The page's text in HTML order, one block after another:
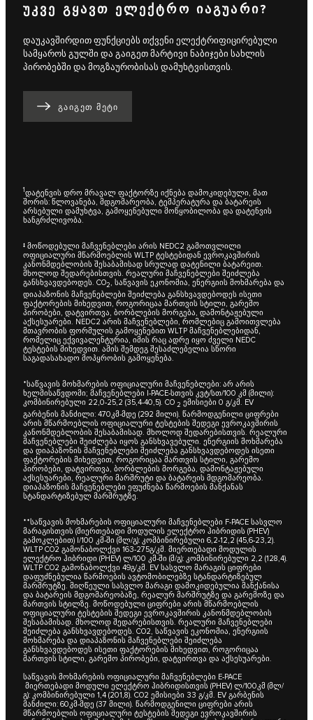
ᲣᲙᲕᲔ ᲒᲧᲐᲕᲗ ᲔᲚᲔᲥᲢᲠᲝ ᲘᲐᲒᲣᲐᲠᲘ?
დაუკავშირდით ფუნქციებს თქვენი ელექტრიფიცირებული
სამყაროს გულში და გაიგეთ მარტივი ნაბიჯები სახლის
პირობებში და მოგზაურობისას დამუხტვისთვის.
ᲒᲐᲘᲒᲔᲗ ᲛᲔᲢᲘ
1დატენვის დრო მრავალ ფაქტორზე იქნება დამოკიდებული, მათ
შორის: წლოვანება, მდგომარეობა, ტემპერატურა და ბატარეის
არსებული დამუხტვა, გამოყენებული მოწყობილობა და დატენვის
ხანგრძლივობა.
‡ მოწოდებული მაჩვენებლები არის NEDC2 გამოთვლილი
ოფიციალური მწარმოებლის WLTP ტესტებიდან ევროკავშირის
კანონმდებლობის შესაბამისად სრულად დატენილი ბატარეით.
მხოლოდ შედარებისთვის. რეალური მაჩვენებლები შეიძლება
განსხვავდებოდეს. CO2, საწვავის ეკონომია, ენერგიის მოხმარება და
დიაპაზონის მაჩვენებლები შეიძლება განსხვავდებოდეს ისეთი
ფაქტორების მიხედვით, როგორიცაა მართვის სტილი, გარემო
პირობები, დატვირთვა, ბორბლების მორგება, დამონტაჟებული
აქსესუარები. NEDC2 არის მაჩვენებლები, რომლებიც გამოითვლება
მთავრობის ფორმულის გამოყენებით WLTP მაჩვენებლებიდან,
რომელიც ექვივალენტურია, იმის რაც ადრე იყო ძველი NEDC
ტესტების მიხედვით. ამის შემდეგ შესაძლებელია სწორი
საგადასახადო მოპყრობის გამოყენება.
*საწვავის მოხმარების ოფიციალური მაჩვენებლები: არ არის
ხელმისაწვდომი; მაჩვენებლები I-PACE-სთვის კვტ/სთ/100 კმ (მილი):
კომბინირებული 22,0-25,2 (35,4-40,5). CO 2 ემისიები 0 გ/კმ. EV
გარბენის მანძილი: 470კმ-მდე (292 მილი). წარმოდგენილი ციფრები
არის მწარმოებლის ოფიციალური ტესტების შედეგი ევროკავშირის
კანონმდებლობის შესაბამისად. მხოლოდ შედარებისთვის. რეალური
მაჩვენებლები შეიძლება იყოს განსხვავებული. ენერგიის მოხმარება
და დიაპაზონის მაჩვენებლები შეიძლება განსხვავდებოდეს ისეთი
ფაქტორების მიხედვით, როგორიცაა მართვის სტილი, გარემო
პირობები, დატვირთვა, ბორბლების მორგება, დამონტაჟებული
აქსესუარები, რეალური მარშრუტი და ბატარეის მდგომარეობა.
დიაპაზონის მაჩვენებლები ეფუძნება წარმოების მანქანას
სტანდარტიზებულ მარშრუტზე.
**საწვავის მოხმარების ოფიციალური მაჩვენებლები F-PACE სასვლო
მარაგისთვის (მიერთებადი მოდულის ელექტრო ჰიბრიდის (PHEV)
გამოკლებით) I/100 კმ-ში (მლ/გ): კომბინირებული 6,2-12,2 (45,6-23,2).
WLTP CO2 გამონაბოლქვი 163-275გ/კმ. მიერთებადი მოდულის
ელექტრო ჰიბრიდი (PHEV) ლ/100 კმ-ში (მ/გ): კომბინირებული 2,2 (128,4).
WLTP CO2 გამონაბოლქვი 49გ/კმ. EV სასვლო მარაგის ციფრები
დაფუძნებულია წარმოების ავტომობილებზე სტანდარტიზებულ
მარშრუტზე. მიღწეული სასვლო მარაგი დამოკიდებულია მანქანისა
და ბატარეის მდგომარეობაზე, რეალურ მარშრუტზე და გარემოზე და
მართვის სტილზე. მოწოდებული ციფრები არის მწარმოებლის
ოფიციალური ტესტების შედეგი ევროკავშირის კანონმდებლობის
შესაბამისად. მხოლოდ შედარებისთვის. რეალური მაჩვენებლები
შეიძლება განსხვავდებოდეს. CO2, საწვავის ეკონომია, ენერგიის
მოხმარება და დიაპაზონის მაჩვენებლები შეიძლება
განსხვავდებოდეს ისეთი ფაქტორების მიხედვით, როგორიცაა
მართვის სტილი, გარემო პირობები, დატვირთვა და აქსესუარები.
საწვავის მოხმარების ოფიციალური მაჩვენებლები E-PACE
მიერთებადი მოდული ელექტრო ჰიბრიდისთვის (PHEV) ლ/100კმ (მლ/
გ): კომბინირებული 1,4 (201,8). CO2 ემისიები 33 გ/კმ. EV გარბენის
მანძილი: 60კმ-მდე (37 მილი). წარმოდგენილი ციფრები არის
მწარმოებლის ოფიციალური ტესტების შედეგი ევროკავშირის